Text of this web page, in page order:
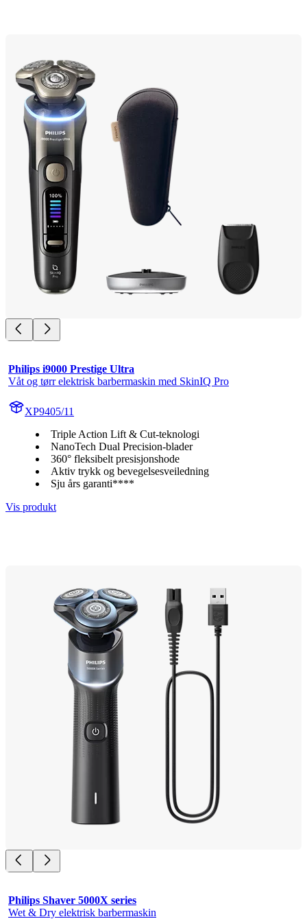
Philips i9000 Prestige Ultra
Våt og tørr elektrisk barbermaskin med SkinIQ Pro
XP9405/11
Triple Action Lift & Cut-teknologi
NanoTech Dual Precision-blader
360° fleksibelt presisjonshode
Aktiv trykk og bevegelsesveiledning
Sju års garanti****
Vis produkt
Philips Shaver 5000X series
Wet & Dry elektrisk barbermaskin